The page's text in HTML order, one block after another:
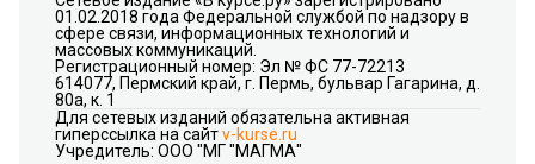
01.02.2018 года Федеральной службой по надзору в
сфере связи, информационных технологий и
массовых коммуникаций.
Регистрационный номер: Эл № ФС 77-72213
614077, Пермский край, г. Пермь, бульвар Гагарина, д.
80а, к. 1
Для сетевых изданий обязательна активная
гиперссылка на сайтv-kurse.ru
Учредитель: ООО "МГ "МАГМА"